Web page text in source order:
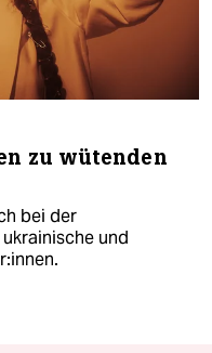
zu wütenden
bei der
und